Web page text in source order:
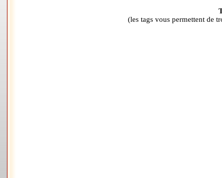
(les tags vous permettent de